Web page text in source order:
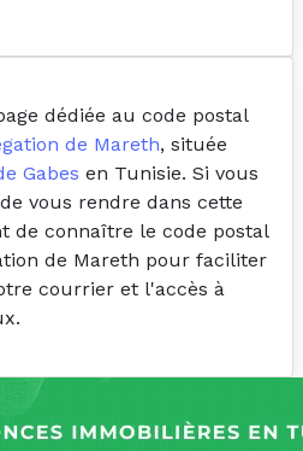
dédiée au code postal
de Mareth, située
Gabes en Tunisie. Si vous
vous rendre dans cette
de connaître le code postal
de Mareth pour faciliter
courrier et l'accès à